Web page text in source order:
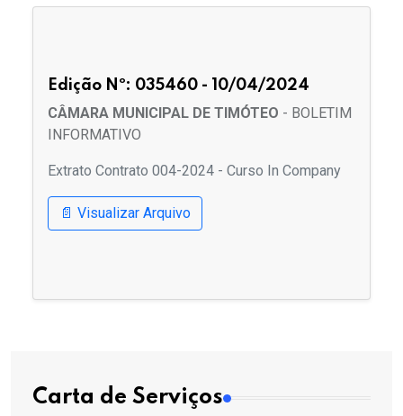
Edição Nº: 035460 - 10/04/2024
CÂMARA MUNICIPAL DE TIMÓTEO - BOLETIM
INFORMATIVO
Extrato Contrato 004-2024 - Curso In Company
📄 Visualizar Arquivo
Carta de Serviços